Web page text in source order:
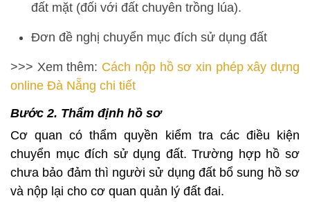
đất mặt (đối với đất chuyên trồng lúa).
Đơn đề nghị chuyển mục đích sử dụng đất
>>> Xem thêm: Cách nộp hồ sơ xin phép xây dựng
online Đà Nẵng chi tiết
Bước 2. Thẩm định hồ sơ
Cơ quan có thẩm quyền kiểm tra các điều kiện
chuyển mục đích sử dụng đất. Trường hợp hồ sơ
chưa bảo đảm thì người sử dụng đất bổ sung hồ sơ
và nộp lại cho cơ quan quản lý đất đai.